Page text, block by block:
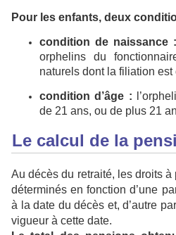
Pour les enfants, deux
condition de naissance :
orphelins du
naturels dont la filiation
condition d’âge :
de 21 ans, ou de plus 21
Le calcul de la
Au décès du retraité, les droits
déterminés en fonction d’une
à la date du décès et, d’autre
vigueur à cette date.